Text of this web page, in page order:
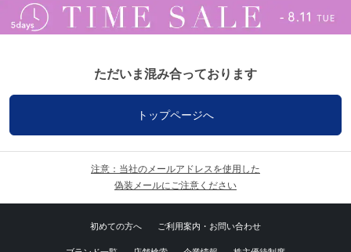
ただいま混み合っております
トップページへ
注意：当社のメールアドレスを使用した
偽装メールにご注意ください
初めての方へ ご利用案内・お問い合わせ